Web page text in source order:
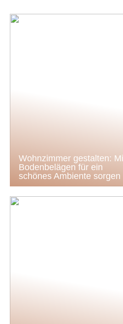
Wohnzimmer gestalten:
Bodenbelägen für ein
schönes Ambiente sorgen